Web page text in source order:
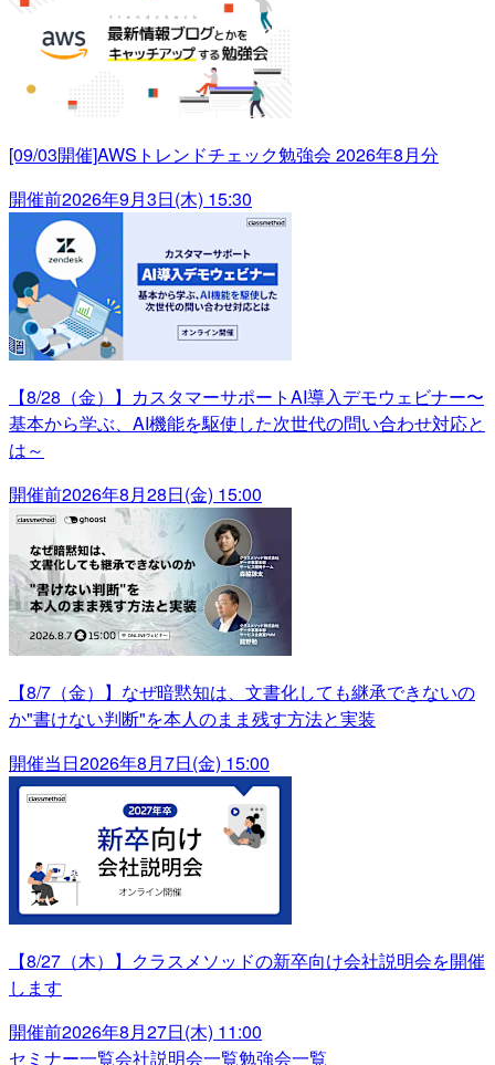
[09/03開催]AWSトレンドチェック勉強会 2026年8月分
開催前2026年9月3日(木) 15:30
【8/28（金）】カスタマーサポートAI導入デモウェビナー〜
基本から学ぶ、AI機能を駆使した次世代の問い合わせ対応と
は～
開催前2026年8月28日(金) 15:00
【8/7（金）】なぜ暗黙知は、文書化しても継承できないの
か"書けない判断"を本人のまま残す方法と実装
開催当日2026年8月7日(金) 15:00
【8/27（木）】クラスメソッドの新卒向け会社説明会を開催
します
開催前2026年8月27日(木) 11:00
セミナー一覧会社説明会一覧勉強会一覧